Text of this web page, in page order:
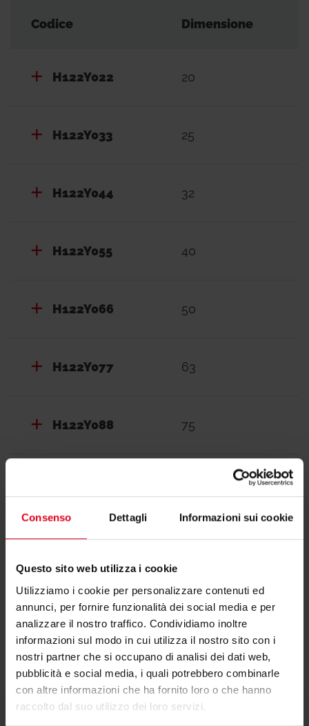
Consenso Dettagli Informazioni sui cookie
Questo sito web utilizza i cookie
Utilizziamo i cookie per personalizzare contenuti ed
annunci, per fornire funzionalità dei social media e per
analizzare il nostro traffico. Condividiamo inoltre
informazioni sul modo in cui utilizza il nostro sito con i
nostri partner che si occupano di analisi dei dati web,
pubblicità e social media, i quali potrebbero combinarle
con altre informazioni che ha fornito loro o che hanno
raccolto dal suo utilizzo dei loro servizi.
Codice Dimensione
H122Y022 20
H122Y033 25
H122Y044 32
H122Y055 40
H122Y066 50
H122Y077 63
H122Y088 75
H122Y110 110
Documentazione